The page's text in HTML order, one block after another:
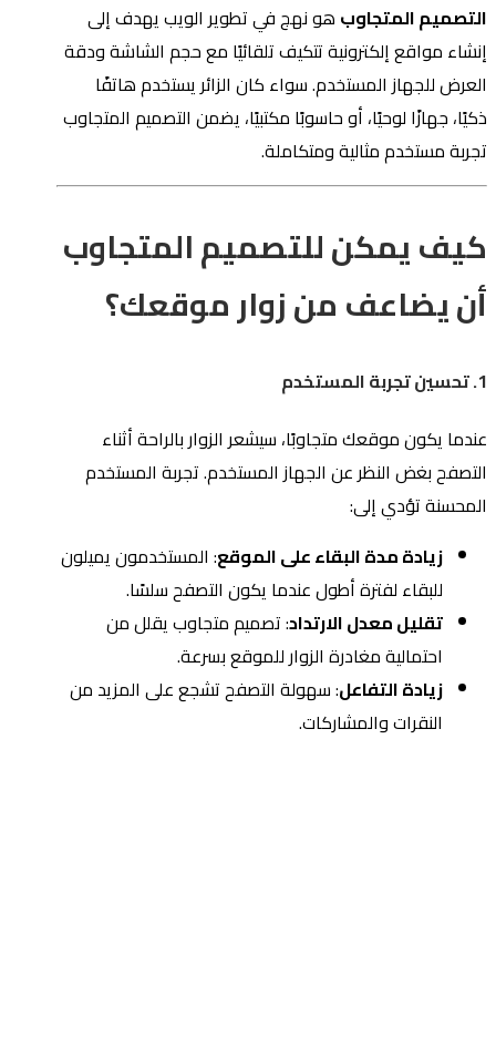
التصميم المتجاوب هو نهج في تطوير الويب يهدف إلى
إنشاء مواقع إلكترونية تتكيف تلقائيًا مع حجم الشاشة ودقة
العرض للجهاز المستخدم. سواء كان الزائر يستخدم هاتفًا
ذكيًا، جهازًا لوحيًا، أو حاسوبًا مكتبيًا، يضمن التصميم المتجاوب
تجربة مستخدم مثالية ومتكاملة.
كيف يمكن للتصميم المتجاوب
أن يضاعف من زوار موقعك؟
1. تحسين تجربة المستخدم
عندما يكون موقعك متجاوبًا، سيشعر الزوار بالراحة أثناء
التصفح بغض النظر عن الجهاز المستخدم. تجربة المستخدم
المحسنة تؤدي إلى:
زيادة مدة البقاء على الموقع: المستخدمون يميلون
للبقاء لفترة أطول عندما يكون التصفح سلسًا.
تقليل معدل الارتداد: تصميم متجاوب يقلل من
احتمالية مغادرة الزوار للموقع بسرعة.
زيادة التفاعل: سهولة التصفح تشجع على المزيد من
النقرات والمشاركات.